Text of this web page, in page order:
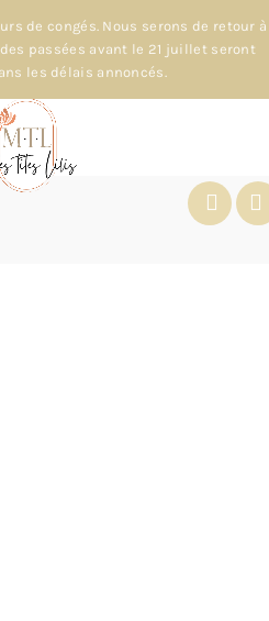
de congés. Nous serons de retour à
passées avant le 21 juillet seront
les délais annoncés.